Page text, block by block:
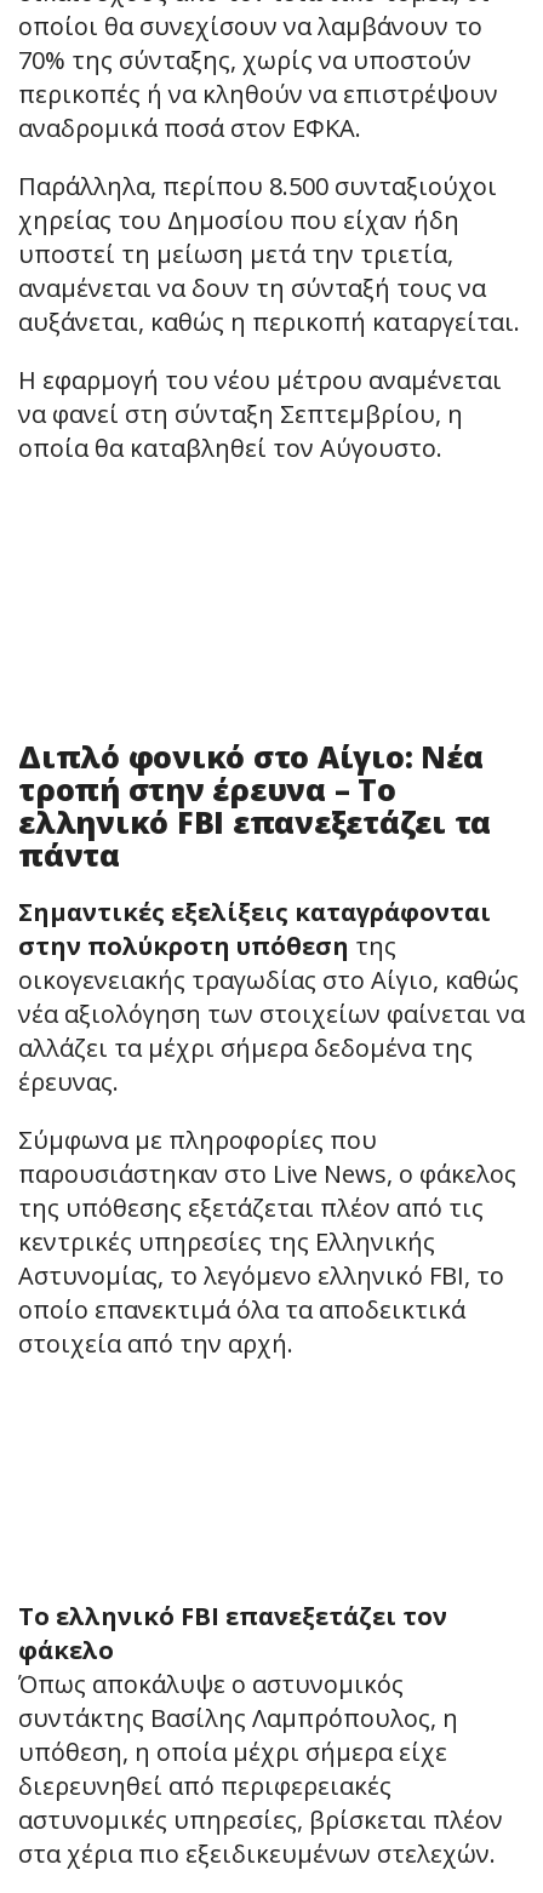
οποίοι θα συνεχίσουν να λαμβάνουν το
70% της σύνταξης, χωρίς να υποστούν
περικοπές ή να κληθούν να επιστρέψουν
αναδρομικά ποσά στον ΕΦΚΑ.
Παράλληλα, περίπου 8.500 συνταξιούχοι
χηρείας του Δημοσίου που είχαν ήδη
υποστεί τη μείωση μετά την τριετία,
αναμένεται να δουν τη σύνταξή τους να
αυξάνεται, καθώς η περικοπή καταργείται.
Η εφαρμογή του νέου μέτρου αναμένεται
να φανεί στη σύνταξη Σεπτεμβρίου, η
οποία θα καταβληθεί τον Αύγουστο.
Διπλό φονικό στο Αίγιο: Νέα
τροπή στην έρευνα – Το
ελληνικό FBI επανεξετάζει τα
πάντα
Σημαντικές εξελίξεις καταγράφονται
στην πολύκροτη υπόθεση της
οικογενειακής τραγωδίας στο Αίγιο, καθώς
νέα αξιολόγηση των στοιχείων φαίνεται να
αλλάζει τα μέχρι σήμερα δεδομένα της
έρευνας.
Σύμφωνα με πληροφορίες που
παρουσιάστηκαν στο Live News, ο φάκελος
της υπόθεσης εξετάζεται πλέον από τις
κεντρικές υπηρεσίες της Ελληνικής
Αστυνομίας, το λεγόμενο ελληνικό FBI, το
οποίο επανεκτιμά όλα τα αποδεικτικά
στοιχεία από την αρχή.
Το ελληνικό FBI επανεξετάζει τον
φάκελο
Όπως αποκάλυψε ο αστυνομικός
συντάκτης Βασίλης Λαμπρόπουλος, η
υπόθεση, η οποία μέχρι σήμερα είχε
διερευνηθεί από περιφερειακές
αστυνομικές υπηρεσίες, βρίσκεται πλέον
στα χέρια πιο εξειδικευμένων στελεχών.